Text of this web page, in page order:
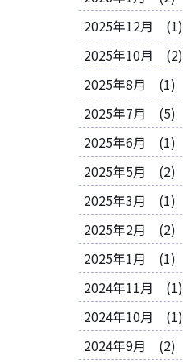
2025年12月 (1)
2025年10月 (2)
2025年8月 (1)
2025年7月 (5)
2025年6月 (1)
2025年5月 (2)
2025年3月 (1)
2025年2月 (2)
2025年1月 (1)
2024年11月 (1)
2024年10月 (1)
2024年9月 (2)